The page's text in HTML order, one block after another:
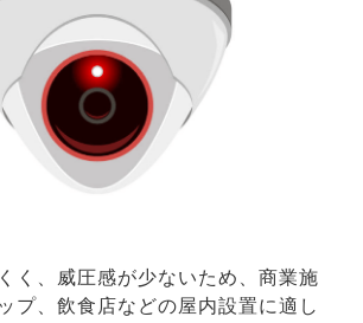
く、威圧感が少ないため、商業施
プ、飲食店などの屋内設置に適し